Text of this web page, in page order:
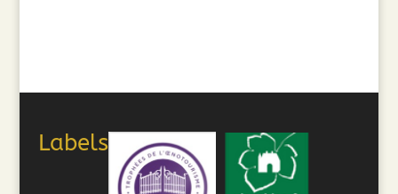
Labels